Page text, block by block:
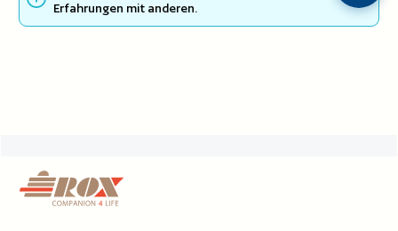
Erfahrungen mit anderen.